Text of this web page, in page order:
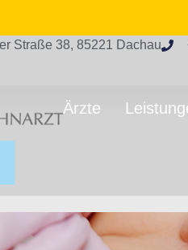
Straße 38, 85221 Dachau
Ärzte